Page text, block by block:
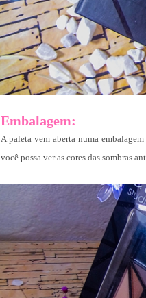
Embalagem:
A paleta vem aberta numa
você possa ver as cores das sombras